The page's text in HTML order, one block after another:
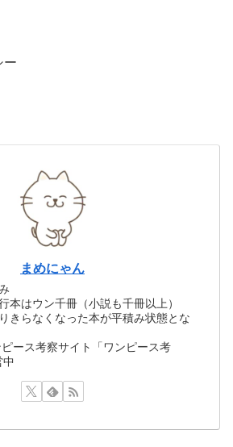
ー
まめにゃん
本はウン千冊（小説も千冊以上）
きらなくなった本が平積み状態とな
ース考察サイト「ワンピース考